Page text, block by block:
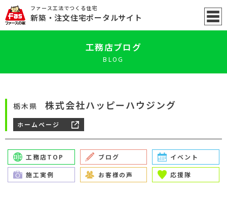
ファース工法でつくる住宅
新築 ・注文住宅ポータルサイト
工務店ブログ
BLOG
栃木県 株式会社ハッピーハウジング
ホームページ
工務店TOP ブログ イベント
施工実例 お客様の声 応援隊